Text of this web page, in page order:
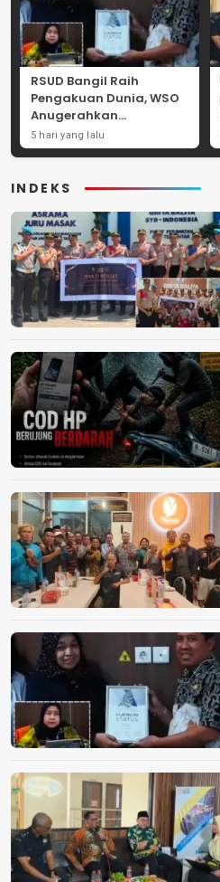
RSUD Bangil Raih
Pengakuan Dunia, WSO
Anugerahkan
Penghargaan
Internasional untuk
5 hari yang lalu
INDEKS